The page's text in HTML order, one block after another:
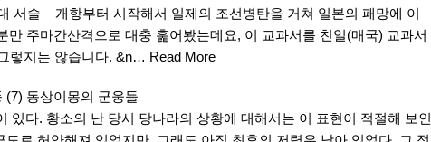
서술 개항부터 시작해서 일제의 조선병탄을 거쳐 일본의 패망에 이
만 주마간산격으로 대충 훑어봤는데요, 이 교과서를 친일(매국) 교과서
렇지는 않습니다. &n… Read More
(7) 동상이몽의 군웅들
있다. 황소의 난 당시 당나라의 상황에 대해서는 이 표현이 적절해 보인